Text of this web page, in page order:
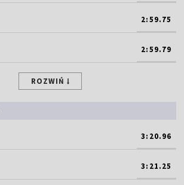
2:59.75
2:59.79
ROZWIŃ
3:20.96
3:21.25